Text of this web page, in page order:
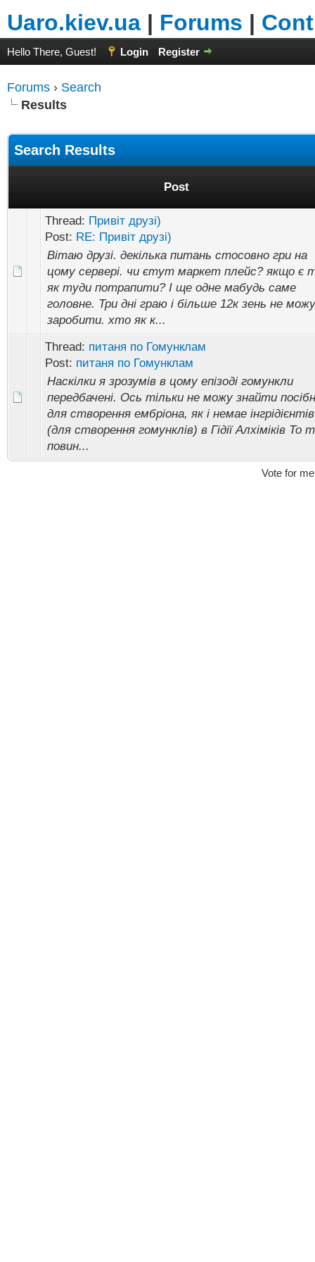
Uaro.kiev.ua | Forums |
Hello There, Guest! Login Register
Forums › Search
Results
Search Results
Post
Thread: Привіт друзі)
Post: RE: Привіт друзі)
Вітаю друзі. декілька питань стосовно гри на
цому сервері. чи єтут маркет плейс? якщо є
як туди потрапити? І ще одне мабудь саме
головне. Три дні граю і більше 12к зень не можу
заробити. хто як к...
Thread: питаня по Гомунклам
Post: питаня по Гомунклам
Наскілки я зрозумів в цому епізоді гомункли
передбачені. Ось тільки не можу знайти
для створення ембріона, як і немае інгрідієнтів
(для створення гомунклів) в Гідії Алхіміків То
повин...
Vote for